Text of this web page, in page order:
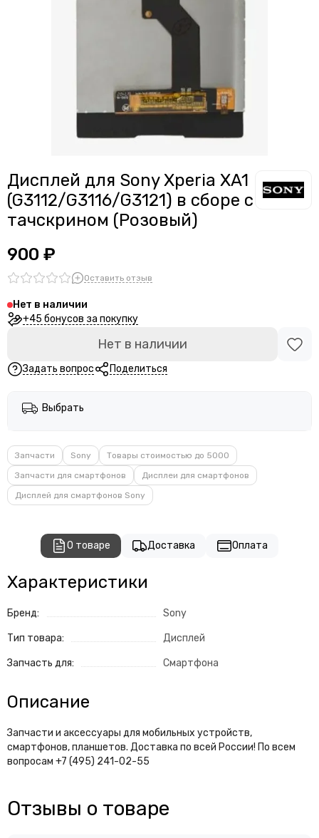
Дисплей для смартфонов Meizu
Дисплей для смартфонов Samsung
Считыватели, держатели SIM-карты, защелки батареи
Дисплей для Sony Xperia XA1
(G3112/G3116/G3121) в сборе с
тачскрином (Розовый)
900 ₽
Оставить отзыв
Нет в наличии
+45 бонусов за покупку
Нет в наличии
Задать вопрос Поделиться
Выбрать
Запчасти Sony
Товары стоимостью до 5000
Запчасти для смартфонов
Дисплеи для смартфонов
Дисплей для смартфонов Sony
О товаре Доставка Оплата
Характеристики
Бренд: Sony
Тип товара: Дисплей
Запчасть для: Смартфона
Описание
Запчасти и аксессуары для мобильных устройств,
смартфонов, планшетов. Доставка по всей России! По всем
вопросам +7 (495) 241-02-55
Отзывы о товаре